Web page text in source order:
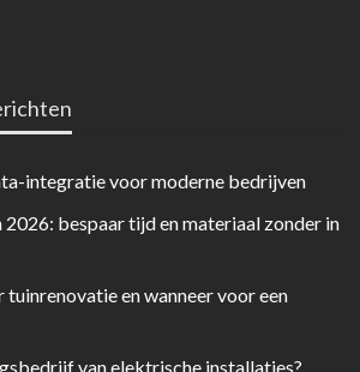
integratie voor moderne bedrijven
bespaar tijd en materiaal zonder in
tuinrenovatie en wanneer voor een
van elektrische installaties?